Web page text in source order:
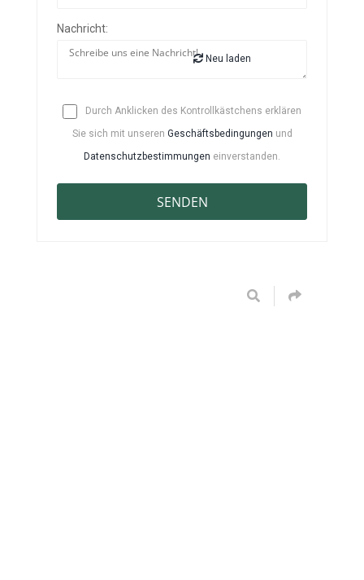
Nachricht:
Neu laden
Durch Anklicken des Kontrollkästchens erklären
Sie sich mit unseren Geschäftsbedingungen und
Datenschutzbestimmungen einverstanden.